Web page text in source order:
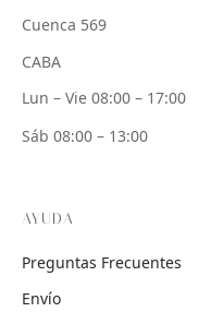
Cuenca 569
CABA
Lun – Vie 08:00 – 17:00
Sáb 08:00 – 13:00
AYUDA
Preguntas Frecuentes
Envío